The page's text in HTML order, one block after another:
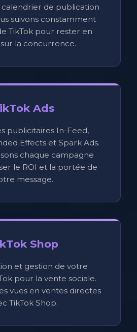
de publication
suivons constamment
TikTok pour rester en
la concurrence.
Ads
publicitaires In-Feed,
Effects et Spark Ads.
chaque campagne
le ROI et la portée de
message.
Shop
et gestion de votre
pour la vente sociale.
vues en ventes directes
TikTok Shop.